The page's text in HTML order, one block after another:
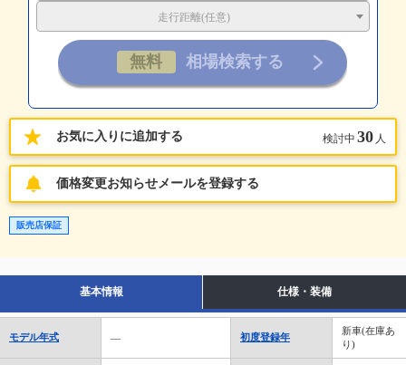
走行距離(任意)
お気に入りに追加する 検討中 30 人
価格変更お知らせメールを登録する
販売店保証
基本情報 仕様・装備
モデル年式 ― 初度登録年
新車(在庫あ
り)